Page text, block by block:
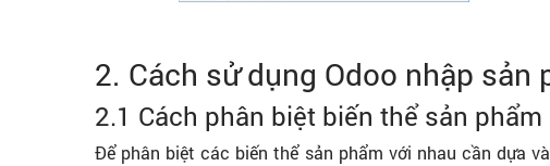
2. Cách sử dụng Odoo nhập sản
2.1 Cách phân biệt biến thể sản phẩm
Để phân biệt các biến thể sản phẩm với nhau cần dựa